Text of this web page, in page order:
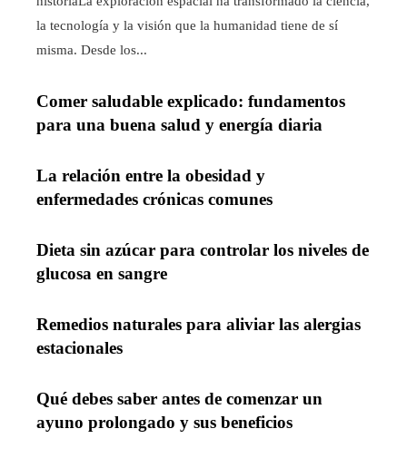
la tecnología y la visión que la humanidad tiene de sí
misma. Desde los...
Comer saludable explicado: fundamentos
para una buena salud y energía diaria
La relación entre la obesidad y
enfermedades crónicas comunes
Dieta sin azúcar para controlar los niveles de
glucosa en sangre
Remedios naturales para aliviar las alergias
estacionales
Qué debes saber antes de comenzar un
ayuno prolongado y sus beneficios